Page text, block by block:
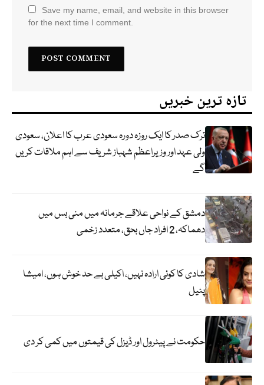
Save my name, email, and website in this browser
for the next time I comment.
تازہ ترین خبریں
ترک صدر کا ایک روزہ دورہ سعودی عرب کا اعلان، سعودی
ولی عہد اور وزیراعظم شہباز شریف سے اہم ملاقات کریں
گے
دمشق کے نواحی علاقے جرمانہ میں منی بس میں
دھماکہ، 2 افراد جاں بحق، متعدد زخمی
شادی کا کوئی ارادہ نہیں، اکیلی بے حد خوش ہوں، امیشا
پٹیل
حکومت نے پیٹرول اور ڈیزل کی قیمتوں میں کمی کر دی